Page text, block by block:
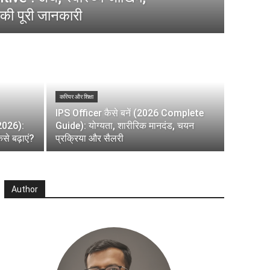
पूरी जानकारी
बढ़ाएं?
करियर और शिक्षा
IPS Officer कैसे बनें (2026 Complete
Guide): योग्यता, शारीरिक मानदंड, चयन
प्रक्रिया और सैलरी
Author